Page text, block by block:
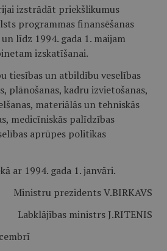
izstrādāt priekšlikumus
programmas finansēšanas
līdz 1994. gada 1. maijam
izskatīšanai.
tiesības un atbildību veselības
plānošanas, kadru izvietošanas,
materiālās un tehniskās
medicīniskās palīdzības
aprūpes politikas
ar 1994. gada 1. janvāri.
Ministru prezidents V.BIRKAVS
Labklājības ministrs J.RITENIS